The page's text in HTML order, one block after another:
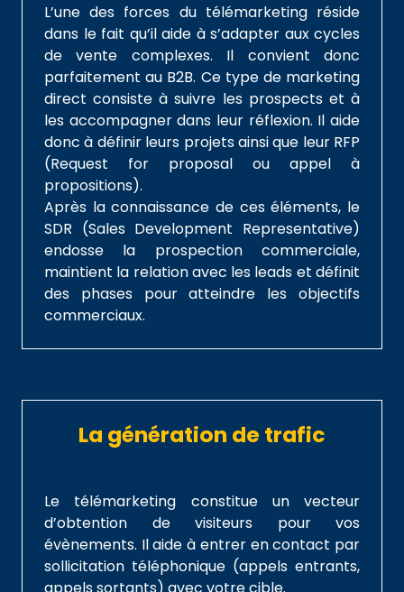
L’une des forces du télémarketing réside
dans le fait qu’il aide à s’adapter aux cycles
de vente complexes. Il convient donc
parfaitement au B2B. Ce type de marketing
direct consiste à suivre les prospects et à
les accompagner dans leur réflexion. Il aide
donc à définir leurs projets ainsi que leur RFP
(Request for proposal ou appel à
propositions).
Après la connaissance de ces éléments, le
SDR (Sales Development Representative)
endosse la prospection commerciale,
maintient la relation avec les leads et définit
des phases pour atteindre les objectifs
commerciaux.
La génération de trafic
Le télémarketing constitue un vecteur
d’obtention de visiteurs pour vos
évènements. Il aide à entrer en contact par
sollicitation téléphonique (appels entrants,
appels sortants) avec votre cible.